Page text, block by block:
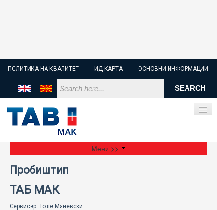
ПОЛИТИКА НА КВАЛИТЕТ ИД КАРТА ОСНОВНИ ИНФОРМАЦИИ
ПОЧЕТНА
Мени >>
Пробиштип
ТАБ МАК
Сервисер: Тоше Маневски